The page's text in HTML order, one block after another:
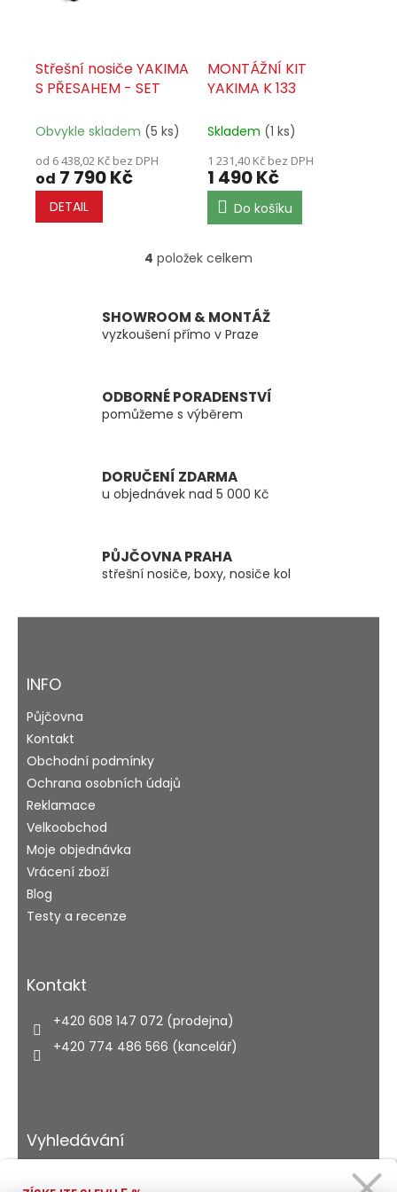
Střešní nosiče YAKIMA
S PŘESAHEM - SET
Obvykle skladem (5 ks)
od 6 438,02 Kč bez DPH
od 7 790 Kč
DETAIL
MONTÁŽNÍ KIT
YAKIMA K 133
Skladem (1 ks)
1 231,40 Kč bez DPH
1 490 Kč
Do košíku
O
á
d
p
r
y
v
ý
s
u
4 položek celkem
SHOWROOM & MONTÁŽ
vyzkoušení přímo v Praze
ODBORNÉ PORADENSTVÍ
pomůžeme s výběrem
DORUČENÍ ZDARMA
u objednávek nad 5 000 Kč
PŮJČOVNA PRAHA
střešní nosiče, boxy, nosiče kol
Z
aINFO
Půjčovna
Kontakt
Obchodní podmínky
Ochrana osobních údajů
Reklamace
Velkoobchod
Moje objednávka
Vrácení zboží
Blog
Testy a recenze
Kontakt
+420 608 147 072 (prodejna)
+420 774 486 566 (kancelář)
Vyhledávání